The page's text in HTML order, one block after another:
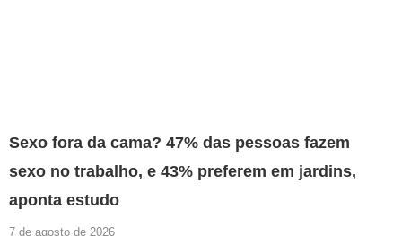
Sexo fora da cama? 47% das pessoas fazem
sexo no trabalho, e 43% preferem em jardins,
aponta estudo
7 de agosto de 2026